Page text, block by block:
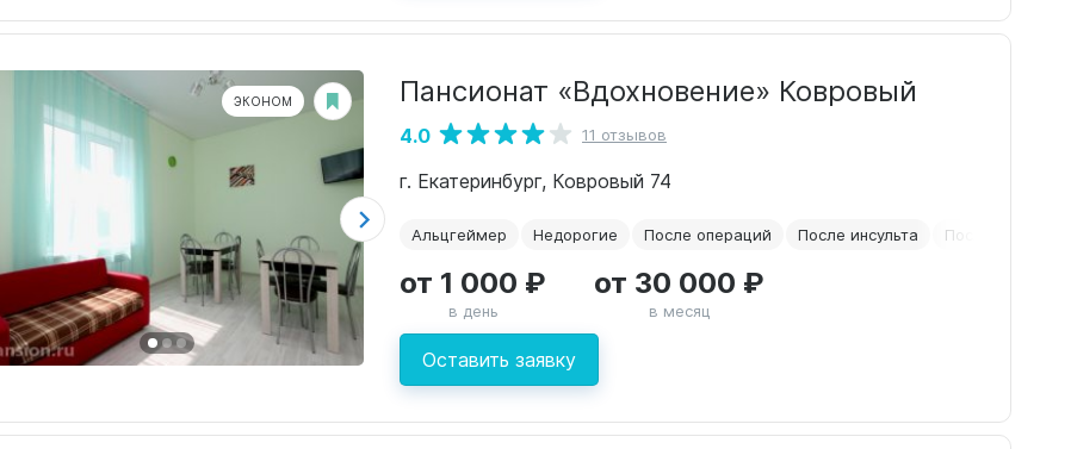
ЭКОНОМ Пансионат «Вдохновение» Ковровый
4.0 11 отзывов
г. Екатеринбург, Ковровый 74
Альцгеймер Недорогие После операций После инсульта После
Оставить заявку
от 1 000 ₽
в день
от 30 000 ₽
в месяц